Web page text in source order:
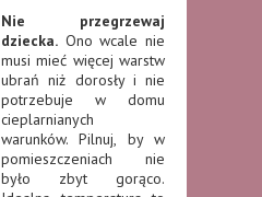
Nie przegrzewaj
dziecka. Ono wcale nie
musi mieć więcej warstw
ubrań niż dorosły i nie
potrzebuje w domu
cieplarnianych
warunków. Pilnuj, by w
pomieszczeniach nie
było zbyt gorąco.